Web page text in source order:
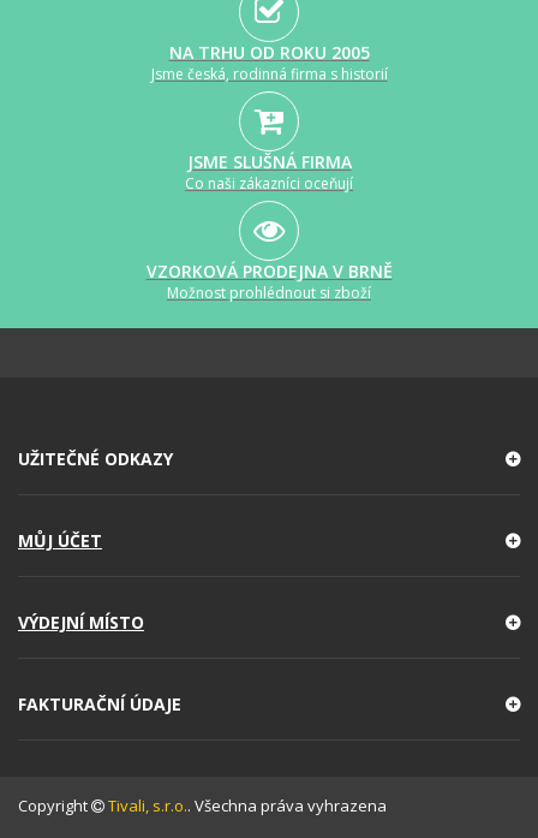
NA TRHU OD ROKU 2005
Jsme česká, rodinná firma s historií
JSME SLUŠNÁ FIRMA
Co naši zákazníci oceňují
VZORKOVÁ PRODEJNA V BRNĚ
Možnost prohlédnout si zboží
UŽITEČNÉ ODKAZY
MŮJ ÚČET
VÝDEJNÍ MÍSTO
FAKTURAČNÍ ÚDAJE
Copyright Tivali, s.r.o.. Všechna práva vyhrazena